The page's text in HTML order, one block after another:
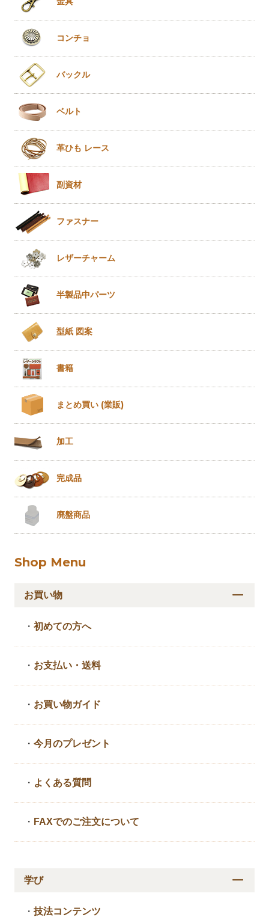
コンチョ
バックル
ベルト
革ひも レース
副資材
ファスナー
レザーチャーム
半製品中パーツ
型紙 図案
書籍
まとめ買い (業販)
加工
完成品
廃盤商品
Shop Menu
お買い物
・初めての方へ
・ お支払い・送料
・ お買い物ガイド
・今月のプレゼント
・ よくある質問
・ FAXでのご注文について
学び
・技法コンテンツ